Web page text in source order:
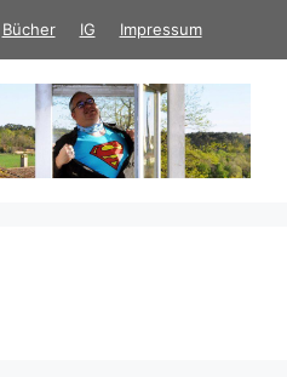
Bücher IG Impressum